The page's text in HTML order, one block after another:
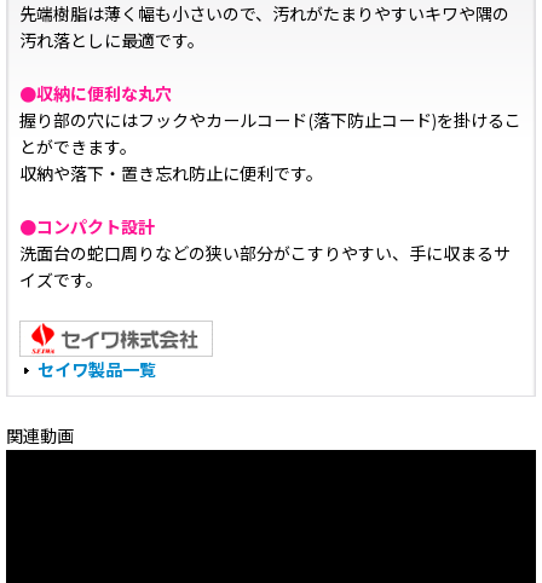
先端樹脂は薄く幅も小さいので、汚れがたまりやすいキワや隅の
汚れ落としに最適です。
●収納に便利な丸穴
握り部の穴にはフックやカールコード(落下防止コード)を掛けるこ
とができます。
収納や落下・置き忘れ防止に便利です。
●コンパクト設計
洗面台の蛇口周りなどの狭い部分がこすりやすい、手に収まるサ
イズです。
セイワ製品一覧
関連動画